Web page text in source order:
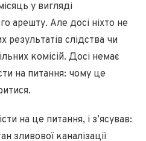
у вигляді
арешту. Але досі ніхто не
результатів слідства чи
комісій. Досі немає
на питання: чому це
на це питання, і з’ясував:
зливової каналізації